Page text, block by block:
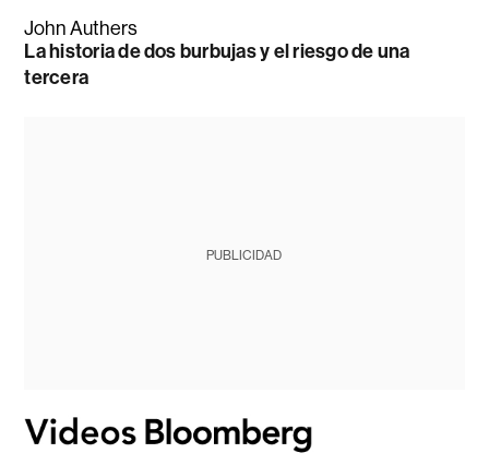
John Authers
La historia de dos burbujas y el riesgo de una
tercera
PUBLICIDAD